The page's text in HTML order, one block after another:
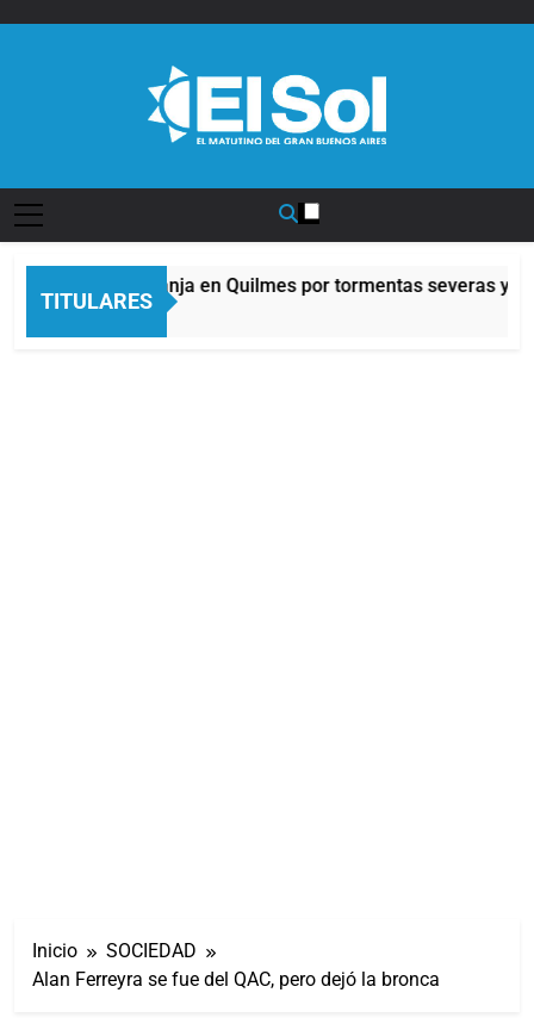
TITULARES
Alerta naranja en Quilmes por tormentas severas y
11 Horas Atrás
Inicio
SOCIEDAD
Alan Ferreyra se fue del QAC, pero dejó la bronca